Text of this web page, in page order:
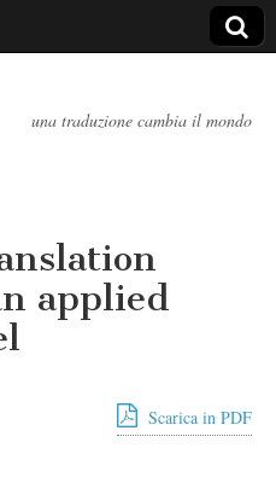
una traduzione cambia il mondo
applied
Scarica in PDF